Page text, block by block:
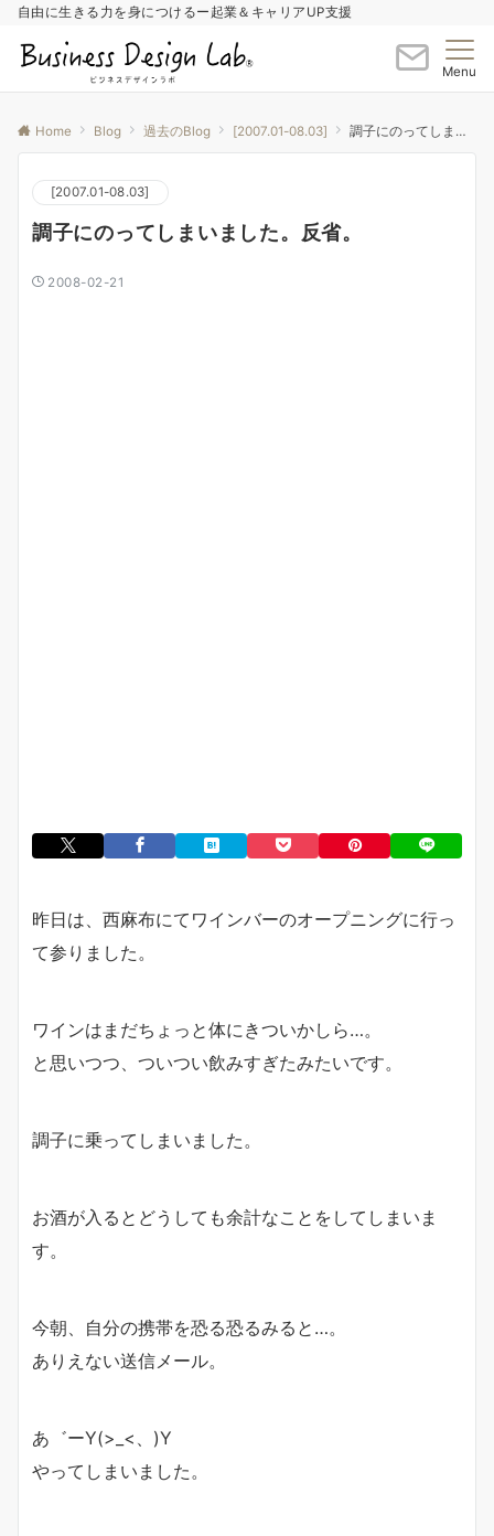
自由に生きる力を身につけるー起業＆キャリアUP支援
Menu
Home Blog 過去のBlog [2007.01-08.03] 調子にのってしまいました。反省。
[2007.01-08.03]
調子にのってしまいました。反省。
2008-02-21
昨日は、西麻布にてワインバーのオープニングに行っ
て参りました。
ワインはまだちょっと体にきついかしら…。
と思いつつ、ついつい飲みすぎたみたいです。
調子に乗ってしまいました。
お酒が入るとどうしても余計なことをしてしまいま
す。
今朝、自分の携帯を恐る恐るみると…。
ありえない送信メール。
あ゛ーY(>_<、)Y
やってしまいました。